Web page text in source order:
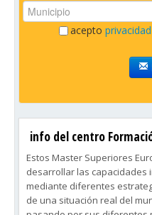
acepto
info del centro
Estos Master Superiores
desarrollar las capacidades
mediante diferentes
de una situación real del